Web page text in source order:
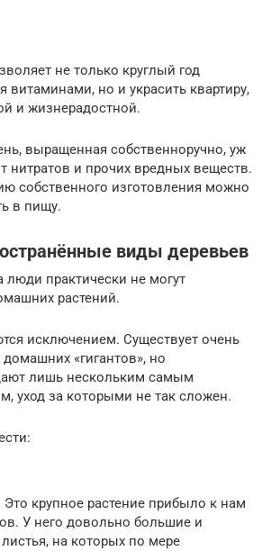
не только круглый год
витаминами, но и украсить квартиру,
и жизнерадостной.
выращенная собственноручно, уж
нитратов и прочих вредных веществ.
собственного изготовления можно
в пищу.
виды деревьев
люди практически не могут
растений.
исключением. Существует очень
«гигантов», но
лишь нескольким самым
уход за которыми не так сложен.
Это крупное растение прибыло к нам
У него довольно большие и
на которых по мере